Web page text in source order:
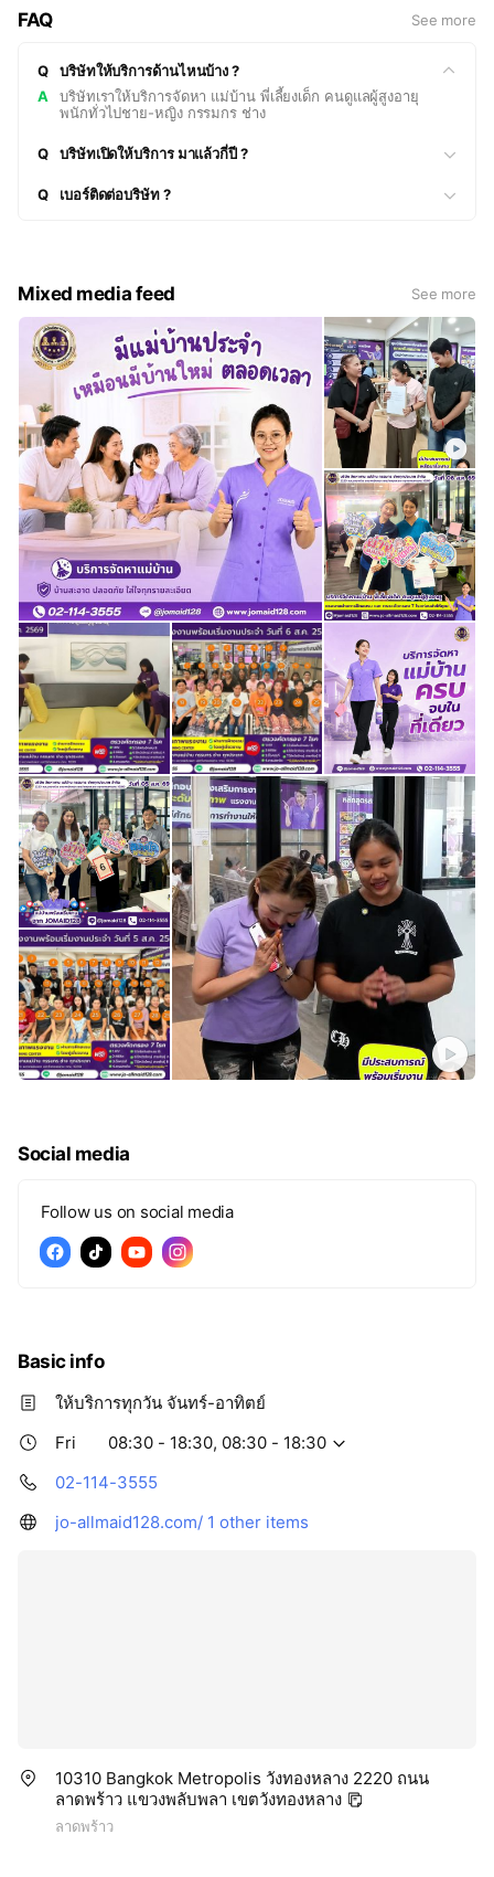
FAQ See more
Q
บริษัทให้บริการด้านไหนบ้าง ?
A
บริษัทเราให้บริการจัดหา แม่บ้าน พี่เลี้ยงเด็ก คนดูแลผู้สูงอายุ
พนักทั่วไปชาย-หญิง กรรมกร ช่าง
Q บริษัทเปิดให้บริการ มาแล้วกี่ปี ?
Q เบอร์ติดต่อบริษัท ?
Mixed media feed See more
Social media
Follow us on social media
Basic info
ให้บริการทุกวัน จันทร์-อาทิตย์
Fri
08:30 - 18:30, 08:30 - 18:30
02-114-3555
jo-allmaid128.com/ 1 other items
10310 Bangkok Metropolis วังทองหลาง 2220 ถนน
ลาดพร้าว แขวงพลับพลา เขตวังทองหลาง
ลาดพร้าว